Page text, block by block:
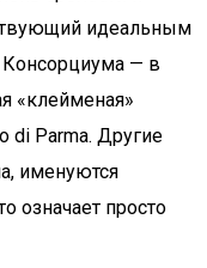
идеальным
Консорциума — в
«клейменая»
di Parma. Другие
именуются
означает просто